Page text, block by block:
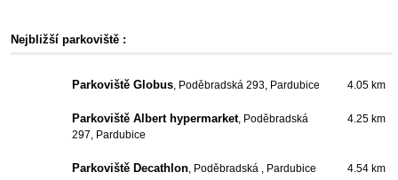
Nejbližší parkoviště :
Parkoviště Globus, Poděbradská 293, Pardubice 4.05 km
Parkoviště Albert hypermarket, Poděbradská
297, Pardubice
4.25 km
Parkoviště Decathlon, Poděbradská , Pardubice 4.54 km